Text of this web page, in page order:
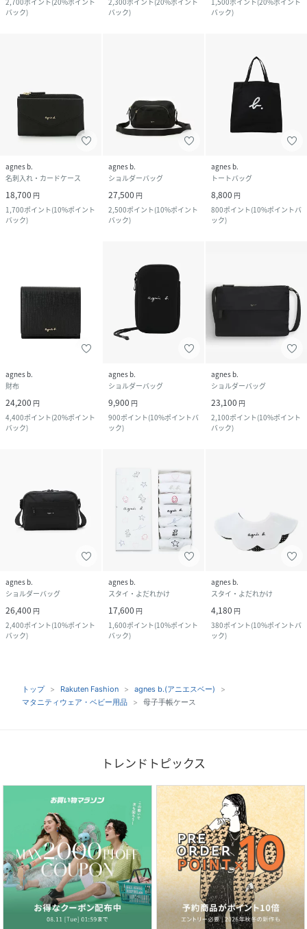
バック)
バック)
バック)
agnes b.
名刺入れ・カードケース
18,700 円
1,700ポイント(10%ポイント
バック)
agnes b.
ショルダーバッグ
27,500 円
2,500ポイント(10%ポイント
バック)
agnes b.
トートバッグ
8,800 円
800ポイント(10%ポイントバ
ック)
agnes b.
財布
24,200 円
4,400ポイント(20%ポイント
バック)
agnes b.
ショルダーバッグ
9,900 円
900ポイント(10%ポイントバ
ック)
agnes b.
ショルダーバッグ
23,100 円
2,100ポイント(10%ポイント
バック)
agnes b.
ショルダーバッグ
26,400 円
2,400ポイント(10%ポイント
バック)
agnes b.
スタイ・よだれかけ
17,600 円
1,600ポイント(10%ポイント
バック)
agnes b.
スタイ・よだれかけ
4,180 円
380ポイント(10%ポイントバ
ック)
トップ Rakuten Fashion
agnes b.(アニエスベー)
マタニティウェア・ベビー用品
母子手帳ケース
トレンドトピックス